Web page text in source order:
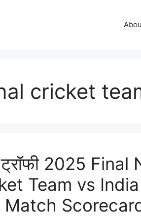
cricket
2025
Team vs
Scorecard